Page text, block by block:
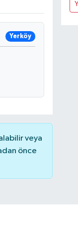
Yerköy
veya
önce